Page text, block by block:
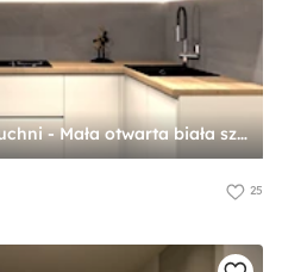
Wizualizacje projektowe kuchni - Mała otwarta biała szara z zabudowaną lodówką z nablatowym zlewozmywakiem kuchnia w kształcie litery u, styl nowoczesny - zdjęcie od Art.studio
25